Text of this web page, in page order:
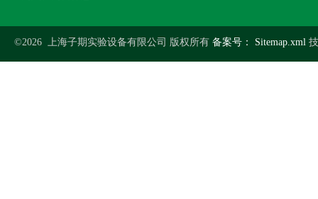
©2026 上海子期实验设备有限公司 版权所有 备案号： Sitemap.xml